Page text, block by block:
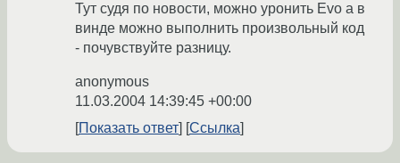
Тут судя по новости, можно уронить Evo а в
винде можно выполнить произвольный код
- почувствуйте разницу.
anonymous
11.03.2004 14:39:45 +00:00
Показать ответ
Ссылка